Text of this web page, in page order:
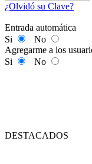
¿Olvidó su Clave?
Entrada automática
Si
No
Agregarme a los
Si
No
DESTACADOS